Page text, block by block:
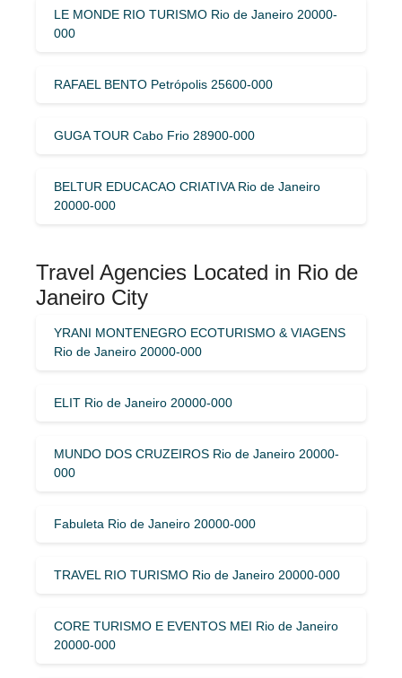
LE MONDE RIO TURISMO Rio de Janeiro 20000-
000
RAFAEL BENTO Petrópolis 25600-000
GUGA TOUR Cabo Frio 28900-000
BELTUR EDUCACAO CRIATIVA Rio de Janeiro
20000-000
Travel Agencies Located in Rio de
Janeiro City
YRANI MONTENEGRO ECOTURISMO & VIAGENS
Rio de Janeiro 20000-000
ELIT Rio de Janeiro 20000-000
MUNDO DOS CRUZEIROS Rio de Janeiro 20000-
000
Fabuleta Rio de Janeiro 20000-000
TRAVEL RIO TURISMO Rio de Janeiro 20000-000
CORE TURISMO E EVENTOS MEI Rio de Janeiro
20000-000